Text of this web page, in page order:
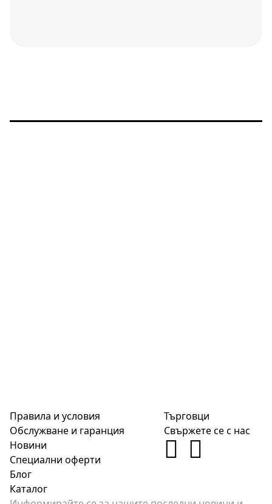
Правила и условия
Обслужване и гаранция
Новини
Специални оферти
Блог
Каталог
Търговци
Свържете се с нас